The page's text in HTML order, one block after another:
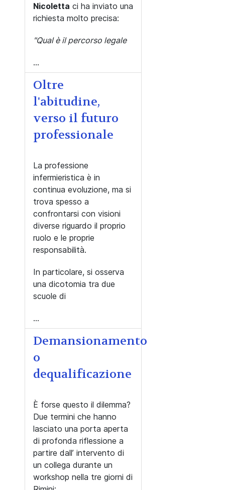
Nicoletta ci ha inviato una
richiesta molto precisa:
"Qual è il percorso legale
...
Oltre
l'abitudine,
verso il futuro
professionale
La professione
infermieristica è in
continua evoluzione, ma si
trova spesso a
confrontarsi con visioni
diverse riguardo il proprio
ruolo e le proprie
responsabilità.
In particolare, si osserva
una dicotomia tra due
scuole di
...
Demansionamento
o
dequalificazione
È forse questo il dilemma?
Due termini che hanno
lasciato una porta aperta
di profonda riflessione a
partire dall’ intervento di
un collega durante un
workshop nella tre giorni di